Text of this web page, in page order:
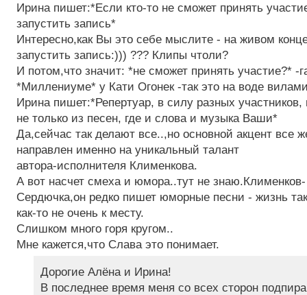
Ирина пишет:*Если кто-то не сможет принять
запустить запись*
Интересно,как Вы это себе мыслите - на живом
запустить запись:))) ??? Клипы чтоли?
И потом,что значит: *не сможет принять участие?* -
*Миллениуме* у Кати Огонек -так это на воде
Ирина пишет:*Репертуар, в силу разных участников,
не только из песен, где и слова и музыка Ваши*
Да,сейчас так делают все..,но основной акцент все
направлен именно на уникальный талант
автора-исполнителя Клименкова.
А вот насчет смеха и юмора..тут не
Сердючка,он редко пишет юморные песни - жизнь
как-то не очень к месту.
Слишком много горя кругом..
Мне кажется,что Слава это понимает.
Дорогие Алёна и Ирина!
В последнее время меня со всех сторон